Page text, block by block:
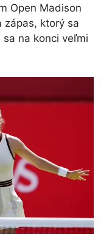
Open Madison
zápas, ktorý sa
na konci veľmi